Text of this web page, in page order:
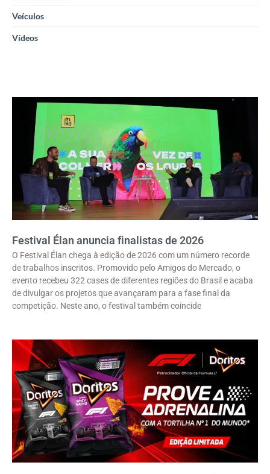
Veículos
Vídeos
Festival Élan anuncia finalistas de 2026
O Festival Élan chega à edição de 2026 com um número recorde
de trabalhos inscritos. Promovido pelo Amigos do Mercado, o
evento recebeu 322 cases de diferentes regiões do Brasil e acaba
de divulgar os projetos que avançaram para a fase final da
competição. Neste ano, o festival também coincide